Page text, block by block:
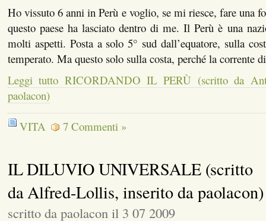
Ho vissuto 6 anni in Perù e voglio, se mi riesce, fare una
questo paese ha lasciato dentro di me. Il Perù è una
molti aspetti. Posta a solo 5° sud dall’equatore, sulla
temperato. Ma questo solo sulla costa, perché la corrente
Leggi tutto RICORDANDO IL PERÙ (scritto da
paolacon)
VITA 7 Commenti »
IL DILUVIO UNIVERSALE (scritto
da Alfred-Lollis, inserito da paolacon)
scritto da paolacon il 3 07 2009